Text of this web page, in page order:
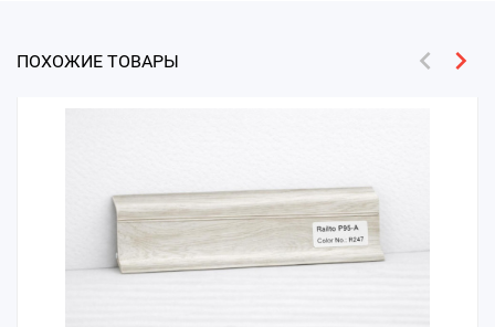
ПОХОЖИЕ ТОВАРЫ